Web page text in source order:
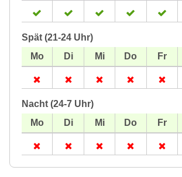
Spät (21-24 Uhr)
Nacht (24-7 Uhr)